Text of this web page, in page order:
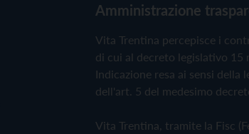
Amministrazione
Vita Trentina percepisce i
di cui al decreto legislativo 15
Indicazione resa ai sensi della
dell'art. 5 del medesimo
Vita Trentina, tramite la Fisc